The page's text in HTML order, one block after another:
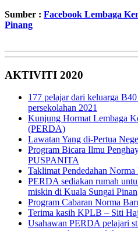
Sumber : Facebook Lembaga
Pinang
AKTIVITI 2020
177 pelajar dari keluarga
persekolahan 2021
Kunjung Hormat Lembaga
(PERDA)
Lawatan Yang di-Pertua
Program Bicara Ilmu
PUSPANITA
Taklimat Pendedahan
PERDA sediakan rumah
miskin di Kuala Sungai
Program Cabaran Norma
Terima kasih KPLB – Siti
Usahawan PERDA pelajari